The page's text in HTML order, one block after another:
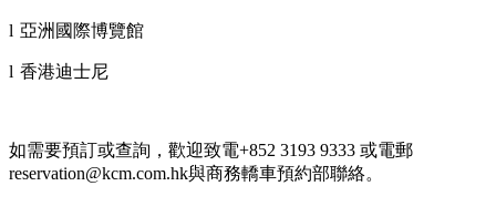
l 亞洲國際博覽館
l 香港迪士尼
如需要預訂或查詢，歡迎致電+852 3193 9333 或電郵
reservation@kcm.com.hk與商務轎車預約部聯絡。